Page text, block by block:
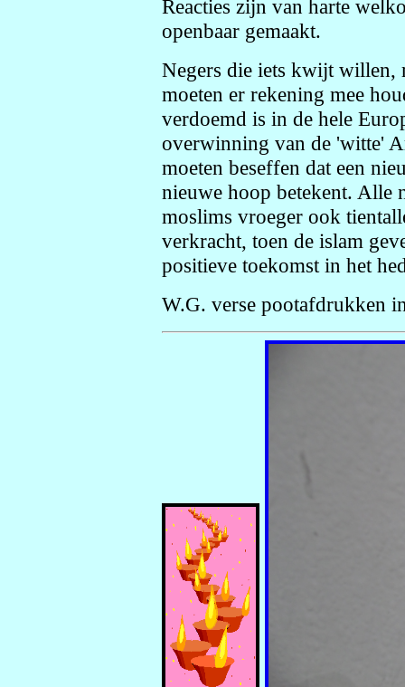
Reacties zijn van harte
openbaar gemaakt.
Negers die iets kwijt willen,
moeten er rekening mee
verdoemd is in de hele
overwinning van de 'witte'
moeten beseffen dat een
nieuwe hoop betekent. Alle
moslims vroeger ook
verkracht, toen de islam
positieve toekomst in het
W.G. verse pootafdrukken